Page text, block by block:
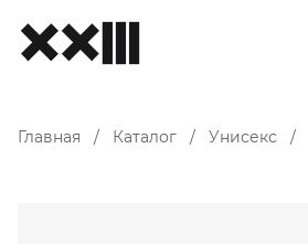
Главная / Каталог / Унисекс /